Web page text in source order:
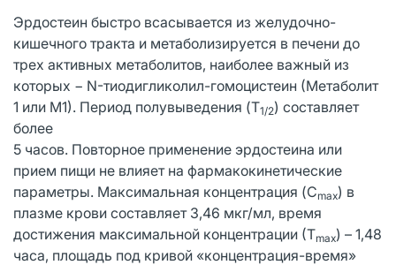
Эрдостеин быстро всасывается из желудочно-
кишечного тракта и метаболизируется в печени до
трех активных метаболитов, наиболее важный из
которых − N-тиодигликолил-гомоцистеин (Метаболит
1 или М1). Период полувыведения (T1/2) составляет
более
5 часов. Повторное применение эрдостеина или
прием пищи не влияет на фармакокинетические
параметры. Максимальная концентрация (Cmax) в
плазме крови составляет 3,46 мкг/мл, время
достижения максимальной концентрации (Тmax) – 1,48
часа, площадь под кривой «концентрация-время»